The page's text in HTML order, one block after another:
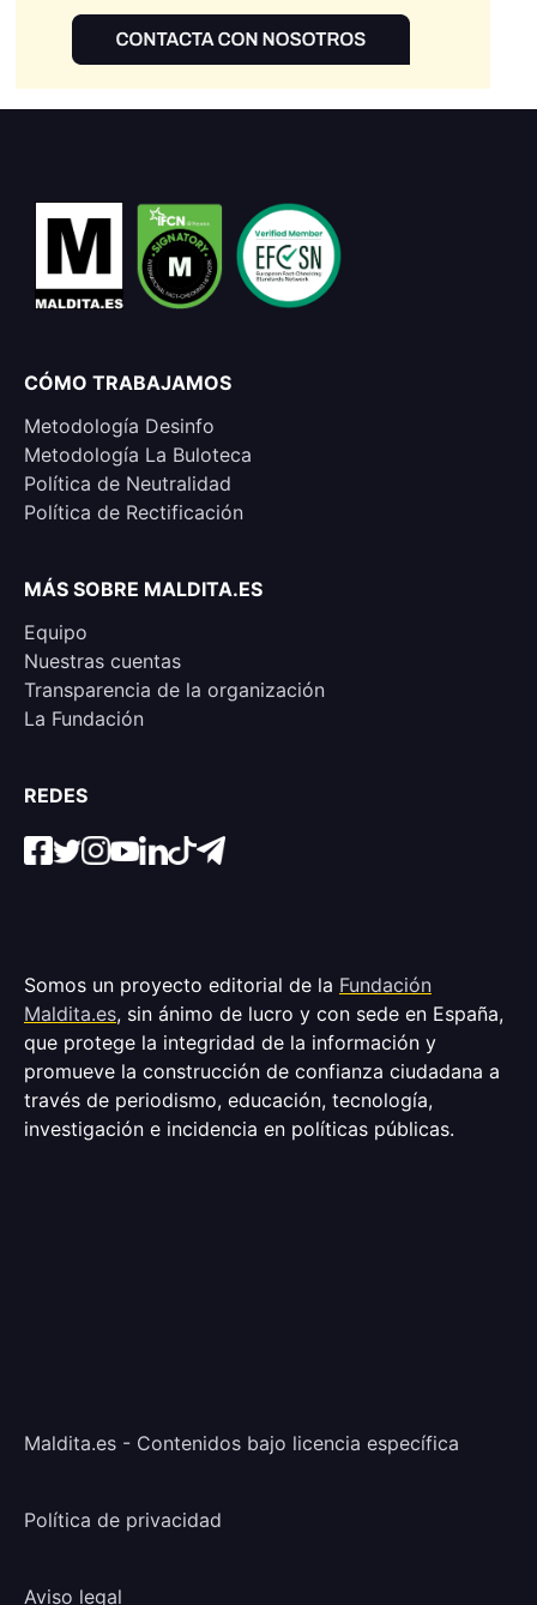
CÓMO TRABAJAMOS
Metodología Desinfo
Metodología La Buloteca
Política de Neutralidad
Política de Rectificación
MÁS SOBRE MALDITA.ES
Equipo
Nuestras cuentas
Transparencia de la organización
La Fundación
REDES
Somos un proyecto editorial de la Fundación
Maldita.es, sin ánimo de lucro y con sede en España,
que protege la integridad de la información y
promueve la construcción de confianza ciudadana a
través de periodismo, educación, tecnología,
investigación e incidencia en políticas públicas.
Maldita.es - Contenidos bajo licencia específica
Política de privacidad
Aviso legal